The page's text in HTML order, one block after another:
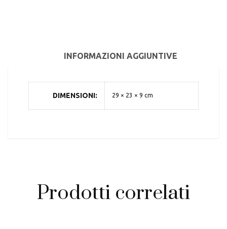
INFORMAZIONI AGGIUNTIVE
DIMENSIONI 29 × 23 × 9 cm
Prodotti correlati